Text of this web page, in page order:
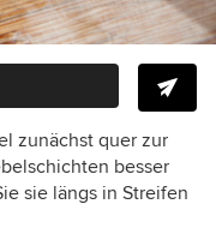
zunächst quer zur
besser
sie längs in Streifen